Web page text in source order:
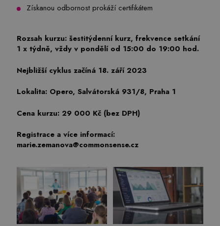
Získanou odbornost prokáží certifikátem
Rozsah kurzu: šestitýdenní kurz, frekvence setkání
1 x týdně, vždy v pondělí od 15:00 do 19:00 hod.
Nejbližší cyklus začíná 18. září 2023
Lokalita: Opero, Salvátorská 931/8, Praha 1
Cena kurzu: 29 000 Kč (bez DPH)
Registrace a více informací:
marie.zemanova@commonsense.cz